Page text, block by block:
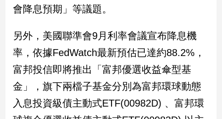
娛
樂
娛
星
聞
流
會降息預期」等議題。
另外，美國聯準會9月利率會議宣布降息機
率，依據FedWatch最新預估已達約88.2%，
富邦投信即將推出「富邦優選收益傘型基
金」，旗下兩檔子基金分別為富邦環球動態
入息投資級債主動式ETF(00982D) 、富邦環